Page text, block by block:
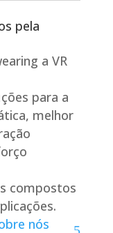
pela
para a
melhor
compostos
nós